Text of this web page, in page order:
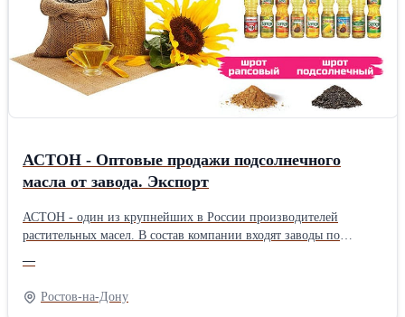
АСТОН - Оптовые продажи подсолнечного
масла от завода. Экспорт
АСТОН - один из крупнейших в России производителей
растительных масел. В состав компании входят заводы по
терминалы на реке Дон, сухогрузы класса «река-море».
Ассортимент: - Масло подсолнечное рафинированное ТМ
«Затея», «Волшебный Край» и «Светлица» - Масло
—
Ростов-на-Дону